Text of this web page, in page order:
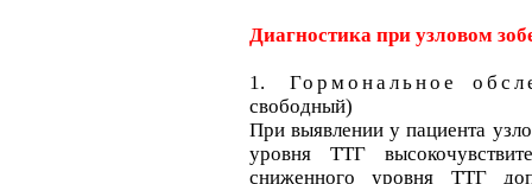
Диагностика при узловом
1. Гормональное
свободный)
При выявлении у пациента
уровня ТТГ
сниженного уровня ТТГ